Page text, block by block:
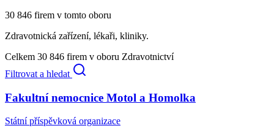
30 846 firem v tomto oboru
Zdravotnická zařízení, lékaři, kliniky.
Celkem 30 846 firem v oboru Zdravotnictví
Filtrovat a hledat
Fakultní nemocnice Motol a Homolka
Státní příspěvková organizace